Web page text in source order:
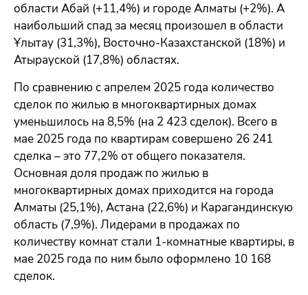
области Абай (+11,4%) и городе Алматы (+2%). А
наибольший спад за месяц произошел в области
Ұлытау (31,3%), Восточно-Казахстанской (18%) и
Атырауской (17,8%) областях.
По сравнению с апрелем 2025 года количество
сделок по жилью в многоквартирных домах
уменьшилось на 8,5% (на 2 423 сделок). Всего в
мае 2025 года по квартирам совершено 26 241
сделка – это 77,2% от общего показателя.
Основная доля продаж по жилью в
многоквартирных домах приходится на города
Алматы (25,1%), Астана (22,6%) и Карагандинскую
область (7,9%). Лидерами в продажах по
количеству комнат стали 1-комнатные квартиры, в
мае 2025 года по ним было оформлено 10 168
сделок.